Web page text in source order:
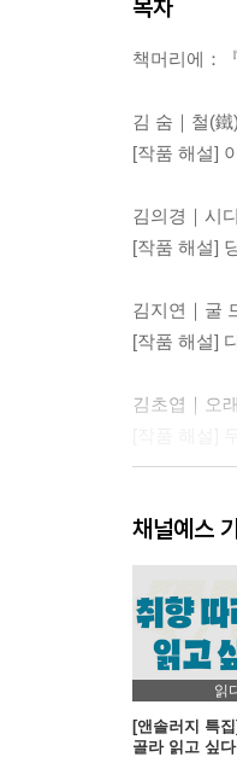
목차
책머리에：
김 숨｜철(
[작품 해설]
김의경｜시
[작품 해설]
김지연｜굴
[작품 해설]
김초엽｜오
[작품 해설]
서이제｜그
[작품 해설]
서장원｜망
[작품 해설]
채널예스
읽
[앤솔러지 특
골라 읽고 싶